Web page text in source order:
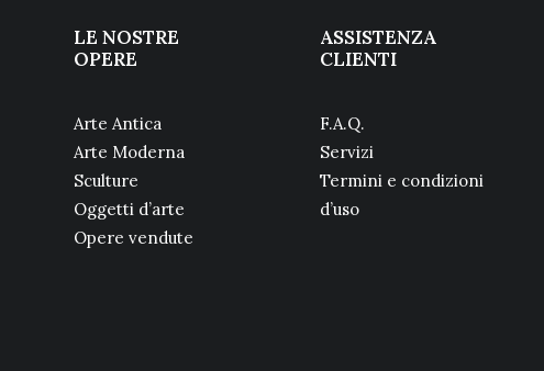
LE NOSTRE
OPERE
Arte Antica
Arte Moderna
Sculture
Oggetti d’arte
Opere vendute
ASSISTENZA
CLIENTI
F.A.Q.
Servizi
Termini e condizioni
d’uso